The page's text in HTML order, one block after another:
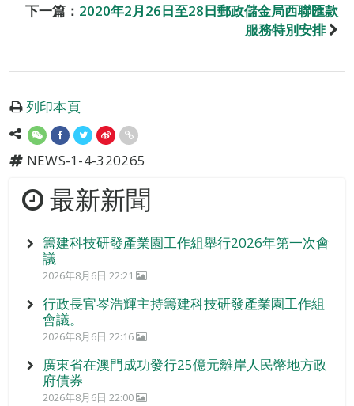
下一篇： 2020年2月26日至28日郵政儲金局西聯匯款
服務特別安排
列印本頁
NEWS-1-4-320265
最新新聞
籌建科技研發產業園工作組舉行2026年第一次會
議
2026年8月6日 22:21
行政長官岑浩輝主持籌建科技研發產業園工作組
會議。
2026年8月6日 22:16
廣東省在澳門成功發行25億元離岸人民幣地方政
府債券
2026年8月6日 22:00